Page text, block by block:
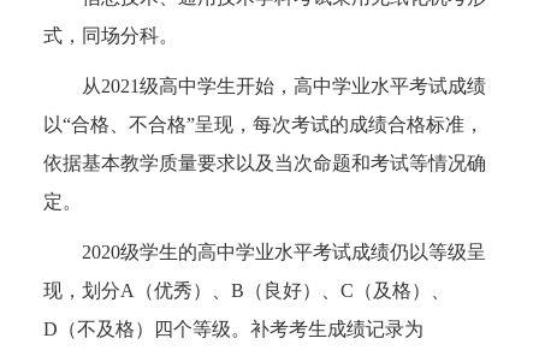
式，同场分科。
从2021级高中学生开始，高中学业水平考试成绩
以“合格、不合格”呈现，每次考试的成绩合格标准，
依据基本教学质量要求以及当次命题和考试等情况确
定。
2020级学生的高中学业水平考试成绩仍以等级呈
现，划分A（优秀）、B（良好）、C（及格）、
D（不及格）四个等级。补考考生成绩记录为